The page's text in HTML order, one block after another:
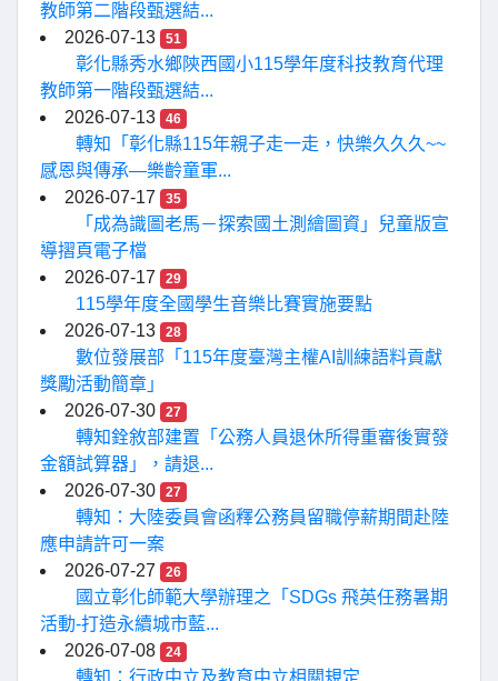
教師第二階段甄選結...
2026-07-13
51
彰化縣秀水鄉陝西國小115學年度科技教育代理
教師第一階段甄選結...
2026-07-13
46
轉知「彰化縣115年親子走一走，快樂久久久~~
感恩與傳承—樂齡童軍...
2026-07-17
35
「成為識圖老馬－探索國土測繪圖資」兒童版宣
導摺頁電子檔
2026-07-17
29
115學年度全國學生音樂比賽實施要點
2026-07-13
28
數位發展部「115年度臺灣主權AI訓練語料貢獻
獎勵活動簡章」
2026-07-30
27
轉知銓敘部建置「公務人員退休所得重審後實發
金額試算器」，請退...
2026-07-30
27
轉知：大陸委員會函釋公務員留職停薪期間赴陸
應申請許可一案
2026-07-27
26
國立彰化師範大學辦理之「SDGs 飛英任務暑期
活動-打造永續城市藍...
2026-07-08
24
轉知：行政中立及教育中立相關規定